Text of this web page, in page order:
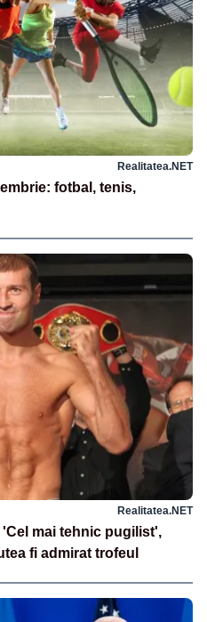
Realitatea.NET
fotbal, tenis,
Realitatea.NET
mai tehnic pugilist',
fi admirat trofeul